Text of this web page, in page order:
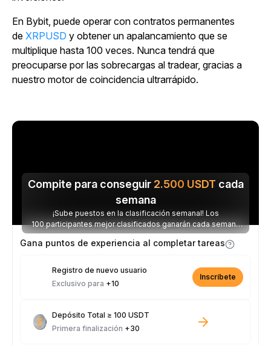
En Bybit, puede operar con contratos permanentes
de XRPUSD y obtener un apalancamiento que se
multiplique hasta 100 veces. Nunca tendrá que
preocuparse por las sobrecargas al tradear, gracias a
nuestro motor de coincidencia ultrarrápido.
Compite para conseguir 2.500 USDT cada
semana
¡Sube puestos en la clasificación semanal! Los
100 participantes mejor clasificados ganarán cada semana
parte de los 2.500 USDT disponibles.
Gana puntos de experiencia al completar tareas
Registro de nuevo usuario
Exclusivo para +10
Inscríbete
Depósito Total ≥ 100 USDT
Primera finalización +30